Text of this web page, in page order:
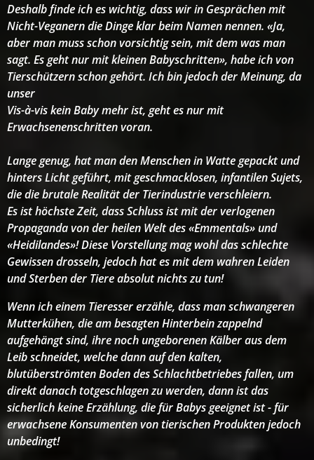
Deshalb finde ich es wichtig, dass wir in Gesprächen mit
Nicht-Veganern die Dinge klar beim Namen nennen. «Ja,
aber man muss schon vorsichtig sein, mit dem was man
sagt. Es geht nur mit kleinen Babyschritten», habe ich von
Tierschützern schon gehört. Ich bin jedoch der Meinung, da
unser
Vis-à-vis kein Baby mehr ist, geht es nur mit
Erwachsenenschritten voran.
Lange genug, hat man den Menschen in Watte gepackt und
hinters Licht geführt, mit geschmacklosen, infantilen Sujets,
die die brutale Realität der Tierindustrie verschleiern.
Es ist höchste Zeit, dass Schluss ist mit der verlogenen
Propaganda von der heilen Welt des «Emmentals» und
«Heidilandes»! Diese Vorstellung mag wohl das schlechte
Gewissen drosseln, jedoch hat es mit dem wahren Leiden
und Sterben der Tiere absolut nichts zu tun!
Wenn ich einem Tieresser erzähle, dass man schwangeren
Mutterkühen, die am besagten Hinterbein zappelnd
aufgehängt sind, ihre noch ungeborenen Kälber aus dem
Leib schneidet, welche dann auf den kalten,
blutüberströmten Boden des Schlachtbetriebes fallen, um
direkt danach totgeschlagen zu werden, dann ist das
sicherlich keine Erzählung, die für Babys geeignet ist - für
erwachsene Konsumenten von tierischen Produkten jedoch
unbedingt!